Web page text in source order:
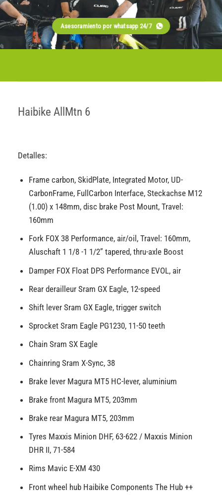
Asesoramiento por whatsapp 24/7
Haibike AllMtn 6
Detalles:
Frame carbon, SkidPlate, Integrated Motor, UD-
CarbonFrame, FullCarbon Interface, Steckachse M12
(1.00) x 148mm, disc brake Post Mount, Travel:
160mm
Fork FOX 38 Performance, air/oil, Travel: 160mm,
Aluschaft 1 1/8 -1 1/2” tapered, thru-axle Boost
Damper FOX Float DPS Performance EVOL, air
Rear derailleur Sram GX Eagle, 12-speed
Shift lever Sram GX Eagle, trigger switch
Sprocket Sram Eagle PG1230, 11-50 teeth
Chain Sram SX Eagle
Chainring Sram X-Sync, 38
Brake lever Magura MT5 HC-lever, aluminium
Brake front Magura MT5, 203mm
Brake rear Magura MT5, 203mm
Tyres Maxxis Minion DHF, 63-622 / Maxxis Minion
DHR II, 71-584
Rims Mavic E-XM 430
Front wheel hub Haibike Components The Hub ++